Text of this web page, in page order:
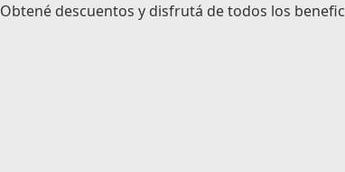
Obtené descuentos y disfrutá de todos los